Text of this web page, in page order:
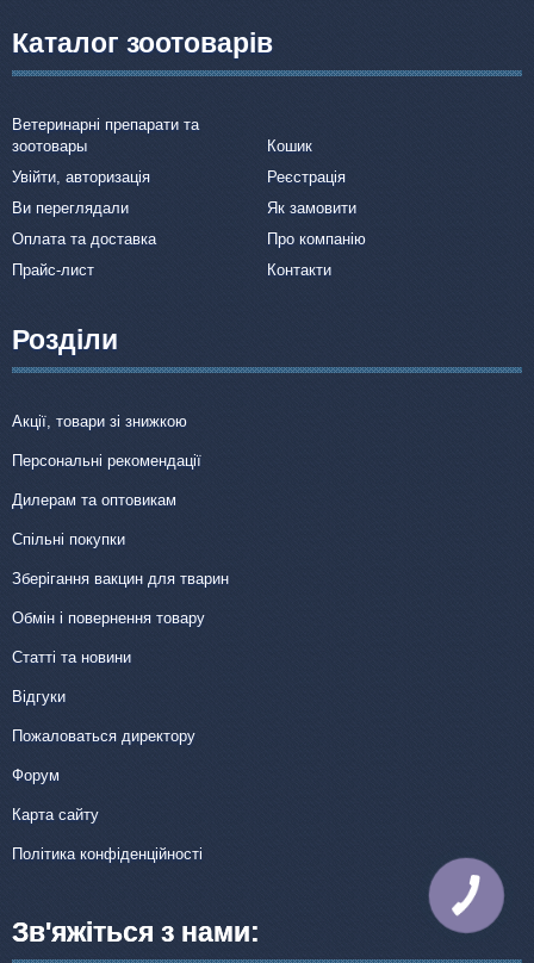
Каталог зоотоварів
Ветеринарні препарати та
зоотовары
Кошик
Увійти, авторизація
Реєстрація
Ви переглядали
Як замовити
Оплата та доставка
Про компанію
Прайс-лист
Контакти
Розділи
Акції, товари зі знижкою
Персональні рекомендації
Дилерам та оптовикам
Спільні покупки
Зберігання вакцин для тварин
Обмін і повернення товару
Статті та новини
Відгуки
Пожаловаться директору
Форум
Карта сайту
Політика конфіденційності
Зв'яжіться з нами:
КНОПКА
ЗВ'ЯЗКУ